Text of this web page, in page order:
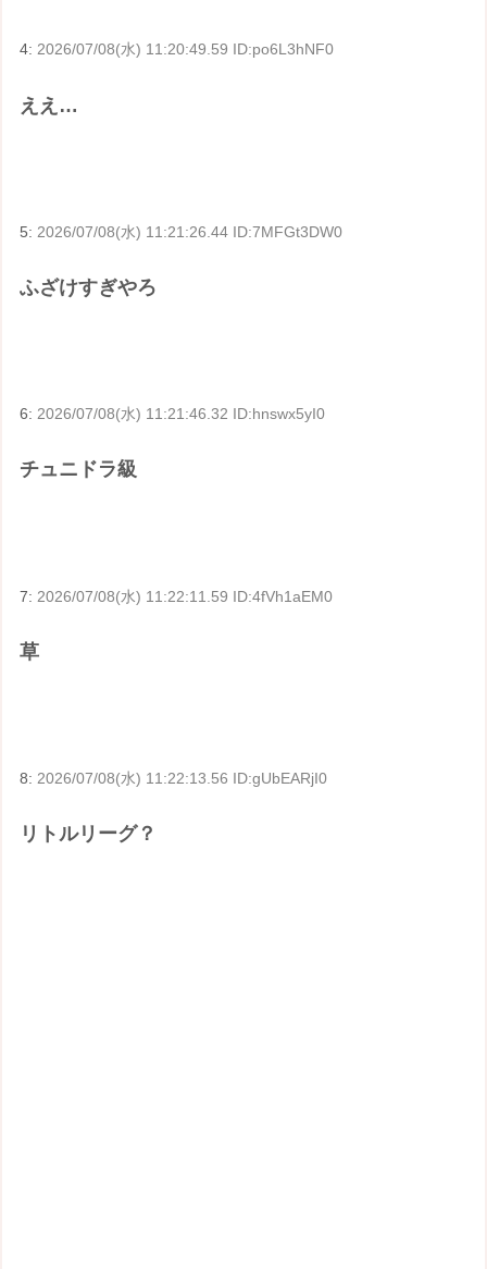
4:2026/07/08(水) 11:20:49.59 ID:po6L3hNF0
ええ…
5: 2026/07/08(水) 11:21:26.44 ID:7MFGt3DW0
ふざけすぎやろ
6:2026/07/08(水) 11:21:46.32 ID:hnswx5yI0
チュニドラ級
7: 2026/07/08(水) 11:22:11.59 ID:4fVh1aEM0
草
8: 2026/07/08(水) 11:22:13.56 ID:gUbEARjI0
リトルリーグ？